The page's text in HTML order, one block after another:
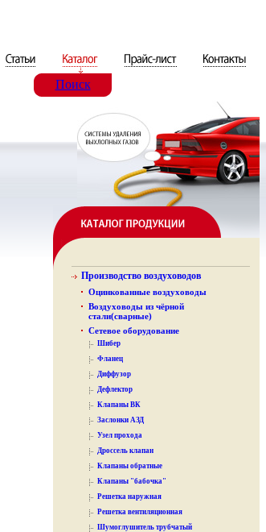
Поиск
Производство воздуховодов
Оцинкованные воздуховоды
Воздуховоды из чёрной
стали(сварные)
Сетевое оборудование
Шибер
Фланец
Диффузор
Дефлектор
Клапаны ВК
Заслонки АЗД
Узел прохода
Дроссель клапан
Клапаны обратные
Клапаны "бабочка"
Решетка наружная
Решетка вентиляционная
Шумоглушитель трубчатый